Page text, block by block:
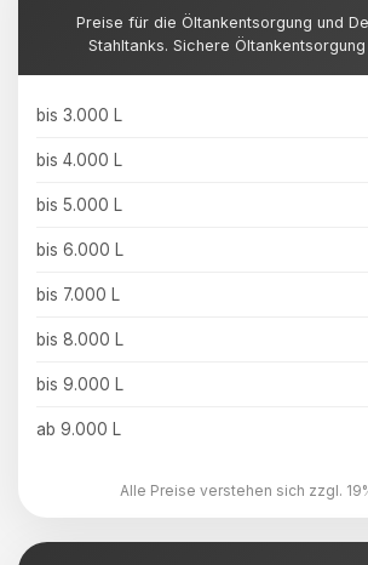
Preise für die Öltankentsorgung und
Stahltanks. Sichere
bis 3.000 L
bis 4.000 L
bis 5.000 L
bis 6.000 L
bis 7.000 L
bis 8.000 L
bis 9.000 L
ab 9.000 L
Alle Preise verstehen sich zzgl.